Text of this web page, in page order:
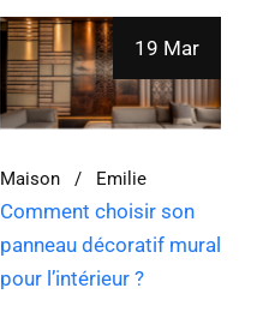
19 Mar
Maison Emilie
Comment choisir son
panneau décoratif mural
pour l’intérieur ?